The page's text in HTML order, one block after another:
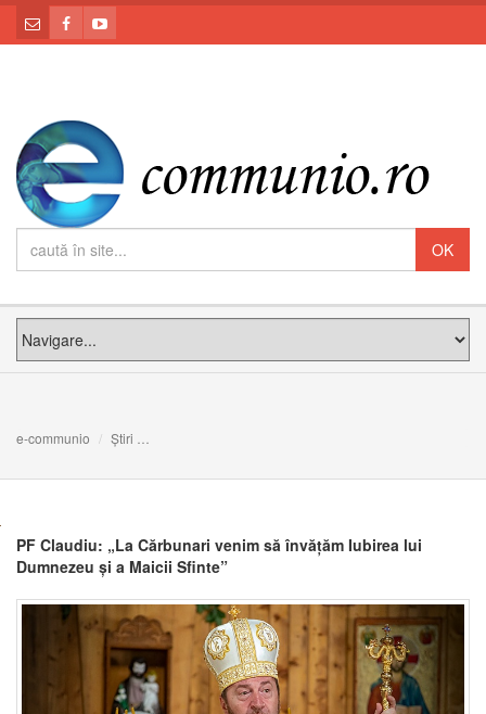
e-communio Știri
PF Claudiu: „La Cărbunari venim să învățăm Iubirea lui
Dumnezeu și a Maicii Sfinte”